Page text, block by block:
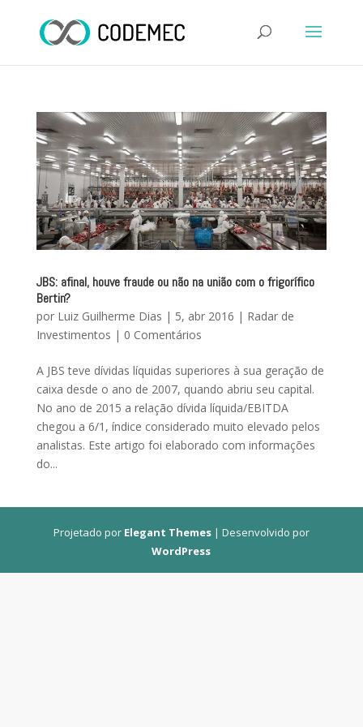
JBS: afinal, houve fraude ou não na união com o frigorífico
Bertin?
por Luiz Guilherme Dias | 5, abr 2016 | Radar de
Investimentos | 0 Comentários
A JBS teve dívidas líquidas superiores à sua geração de
caixa desde o ano de 2007, quando abriu seu capital.
No ano de 2015 a relação dívida líquida/EBITDA
chegou a 6/1, índice considerado muito elevado pelos
analistas. Este artigo foi elaborado com informações
do...
Projetado por Elegant Themes| Desenvolvido por
WordPress